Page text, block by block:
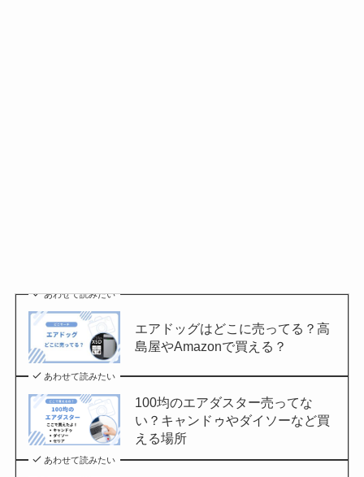
あわせて読みたい
エアドッグはどこに売ってる？高
島屋やAmazonで買える？
あわせて読みたい
100均のエアダスター売ってな
い？キャンドゥやダイソーなど買
える場所
あわせて読みたい